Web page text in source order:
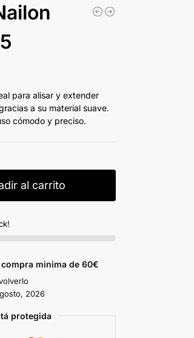
para alisar y extender
a su material suave.
cómodo y preciso.
al carrito
minima de 60€
2026
protegida